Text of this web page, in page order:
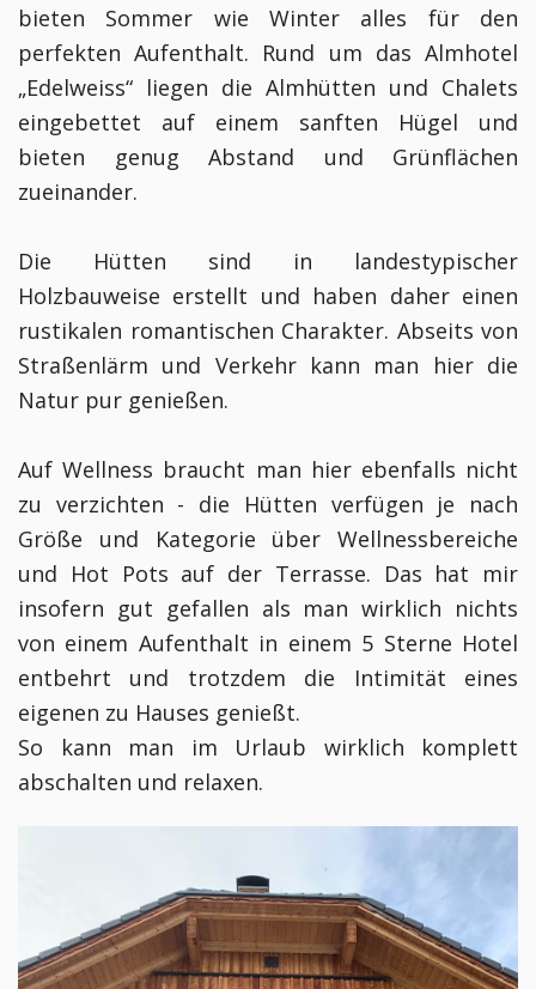
bieten Sommer wie Winter alles für den
perfekten Aufenthalt. Rund um das Almhotel
„Edelweiss“ liegen die Almhütten und Chalets
eingebettet auf einem sanften Hügel und
bieten genug Abstand und Grünflächen
zueinander.
Die Hütten sind in landestypischer
Holzbauweise erstellt und haben daher einen
rustikalen romantischen Charakter. Abseits von
Straßenlärm und Verkehr kann man hier die
Natur pur genießen.
Auf Wellness braucht man hier ebenfalls nicht
zu verzichten - die Hütten verfügen je nach
Größe und Kategorie über Wellnessbereiche
und Hot Pots auf der Terrasse. Das hat mir
insofern gut gefallen als man wirklich nichts
von einem Aufenthalt in einem 5 Sterne Hotel
entbehrt und trotzdem die Intimität eines
eigenen zu Hauses genießt.
So kann man im Urlaub wirklich komplett
abschalten und relaxen.